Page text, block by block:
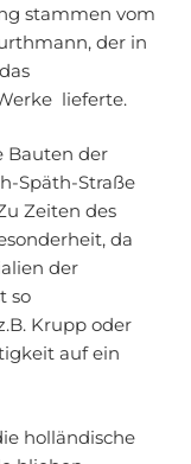
stammen vom
der in
lieferte.
Bauten der
Späth-Straße
Zeiten des
da
der
so
Krupp oder
auf ein
holländische